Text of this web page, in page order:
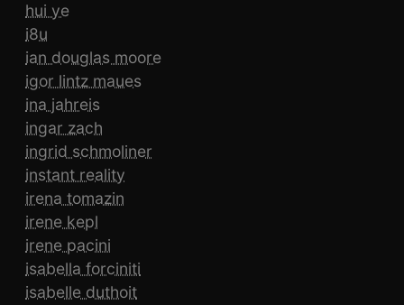
hui ye
i8u
ian douglas moore
igor lintz maues
ina jahreis
ingar zach
ingrid schmoliner
instant reality
irena tomazin
irene kepl
irene pacini
isabella forciniti
isabelle duthoit